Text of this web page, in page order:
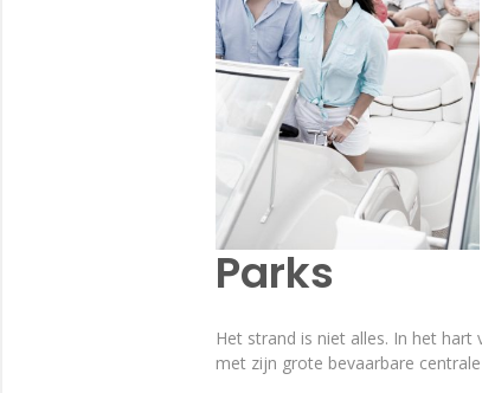
Parks
Het strand is niet alles. In het
met zijn grote bevaarbare